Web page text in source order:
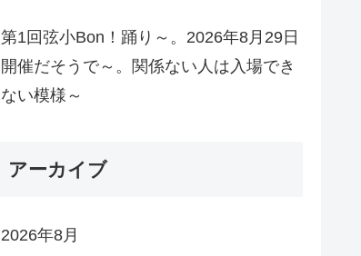
第1回弦小Bon！踊り～。2026年8月29日
開催だそうで～。関係ない人は入場でき
ない模様～
アーカイブ
2026年8月